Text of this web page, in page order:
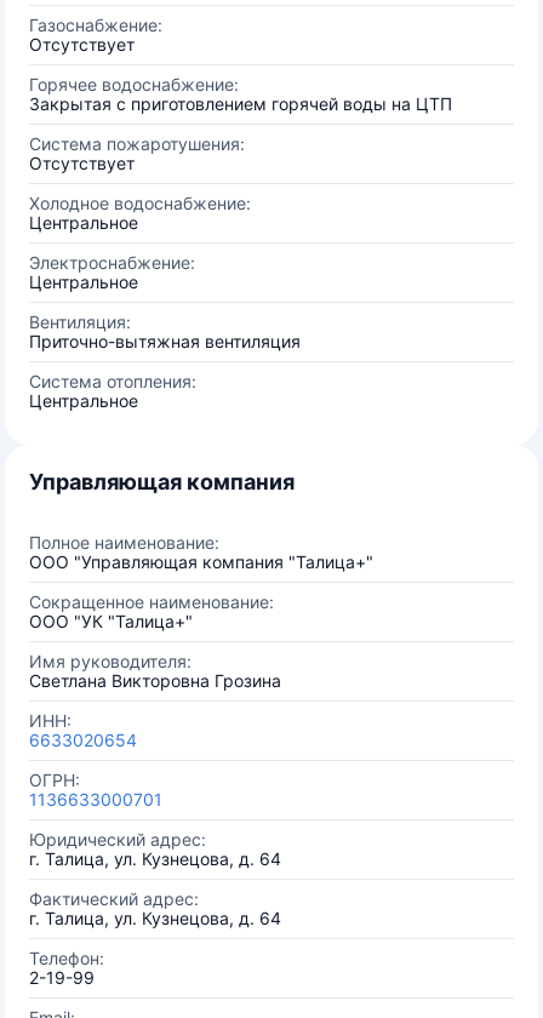
Газоснабжение:
Отсутствует
Горячее водоснабжение:
Закрытая с приготовлением горячей воды на ЦТП
Система пожаротушения:
Отсутствует
Холодное водоснабжение:
Центральное
Электроснабжение:
Центральное
Вентиляция:
Приточно-вытяжная вентиляция
Система отопления:
Центральное
Управляющая компания
Полное наименование:
ООО "Управляющая компания "Талица+"
Сокращенное наименование:
ООО "УК "Талица+"
Имя руководителя:
Светлана Викторовна Грозина
ИНН:
6633020654
ОГРН:
1136633000701
Юридический адрес:
г. Талица, ул. Кузнецова, д. 64
Фактический адрес:
г. Талица, ул. Кузнецова, д. 64
Телефон:
2-19-99